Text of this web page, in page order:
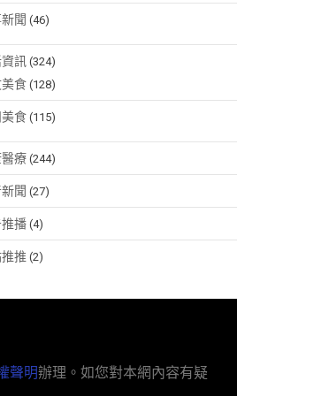
聞 (46)
訊 (324)
食 (128)
食 (115)
療 (244)
聞 (27)
播 (4)
推 (2)
聲明辦理。如您對本網內容有疑